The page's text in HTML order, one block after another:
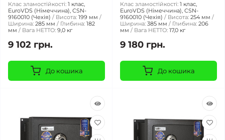
Клас зламостійкості: 1 клас,
EuroVDS (Німеччина), CSN-
9160010 (Чехія)
Висота: 199 мм
Ширина: 285 мм Глибина: 182
мм
Вага НЕТТО: 9,0 кг
9 102 грн.
До кошика
Клас зламостійкості: 1 клас,
EuroVDS (Німеччина), CSN-
9160010 (Чехія)
Висота: 254 мм
Ширина: 385 мм Глибина: 206
мм
Вага НЕТТО: 17,0 кг
9 180 грн.
До кошика